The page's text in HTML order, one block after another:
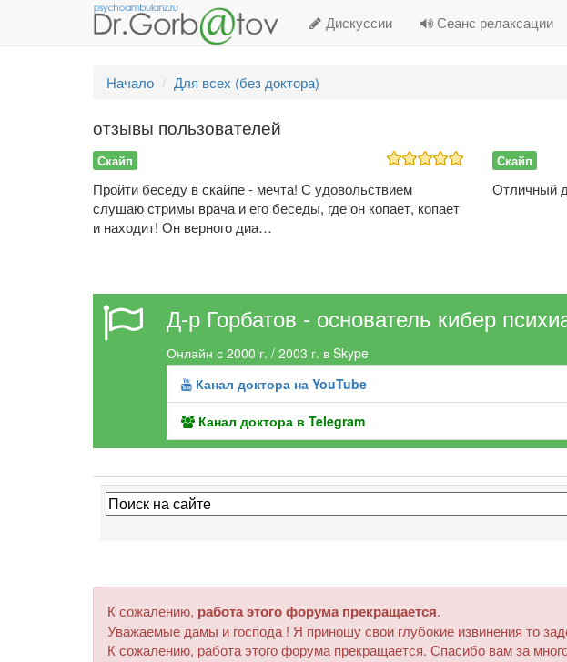
Дискуссии Сеанс релаксации
Начало Для всех (без доктора)
отзывы пользователей
Скайп
Пройти беседу в скайпе - мечта! С удовольствием
слушаю стримы врача и его беседы, где он копает, копает
и находит! Он верного диа…
Скайп
Отличный
Д-р Горбатов - основатель кибер
Онлайн с 2000 г. / 2003 г. в Skype
Канал доктора на YouTube
Канал доктора в Telegram
К сожалению, работа этого форума прекращается.
Уважаемые дамы и господа ! Я приношу свои глубокие извинения то
К сожалению, работа этого форума прекращается. Спасибо вам за